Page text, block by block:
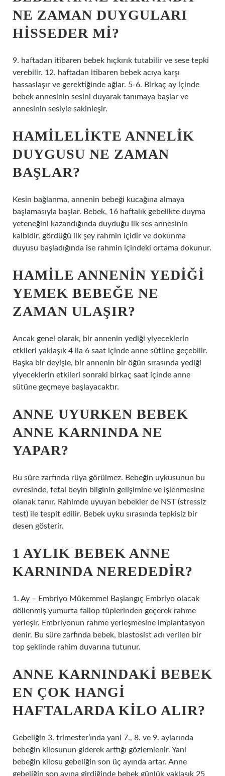
NE ZAMAN DUYGULARI
HISSEDER MI?
9. haftadan itibaren bebek hıçkırık tutabilir ve sese tepki
verebilir. 12. haftadan itibaren bebek acıya karşı
hassaslaşır ve gerektiğinde ağlar. 5-6. Birkaç ay içinde
bebek annesinin sesini duyarak tanımaya başlar ve
annesinin sesiyle sakinleşir.
HAMILELIKTE ANNELIK
DUYGUSU NE ZAMAN
BAŞLAR?
Kesin bağlanma, annenin bebeği kucağına almaya
başlamasıyla başlar. Bebek, 16 haftalık gebelikte duyma
yeteneğini kazandığında duyduğu ilk ses annesinin
kalbidir, gördüğü ilk şey rahmin içidir ve dokunma
duyusu başladığında ise rahmin içindeki ortama dokunur.
HAMILE ANNENIN YEDIĞI
YEMEK BEBEĞE NE
ZAMAN ULAŞIR?
Ancak genel olarak, bir annenin yediği yiyeceklerin
etkileri yaklaşık 4 ila 6 saat içinde anne sütüne geçebilir.
Başka bir deyişle, bir annenin bir öğün sırasında yediği
yiyeceklerin etkileri sonraki birkaç saat içinde anne
sütüne geçmeye başlayacaktır.
ANNE UYURKEN BEBEK
ANNE KARNINDA NE
YAPAR?
Bu süre zarfında rüya görülmez. Bebeğin uykusunun bu
evresinde, fetal beyin bilginin gelişimine ve işlenmesine
olanak tanır. Rahimde uyuyan bebekler de NST (stressiz
test) ile tespit edilir. Bebek uyku sırasında tepkisiz bir
desen gösterir.
1 AYLIK BEBEK ANNE
KARNINDA NEREDEDIR?
1. Ay – Embriyo Mükemmel Başlangıç ​​Embriyo olacak
döllenmiş yumurta fallop tüplerinden geçerek rahme
yerleşir. Embriyonun rahme yerleşmesine implantasyon
denir. Bu süre zarfında bebek, blastosist adı verilen bir
top şeklinde rahim duvarına tutunur.
ANNE KARNINDAKI BEBEK
EN ÇOK HANGI
HAFTALARDA KILO ALIR?
Gebeliğin 3. trimester’ında yani 7., 8. ve 9. aylarında
bebeğin kilosunun giderek arttığı gözlemlenir. Yani
bebeğin kilosu gebeliğin son üç ayında artar. Anne
gebeliğin son ayına girdiğinde bebek günlük yaklaşık 25